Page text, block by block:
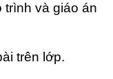
và giáo án
trên lớp.